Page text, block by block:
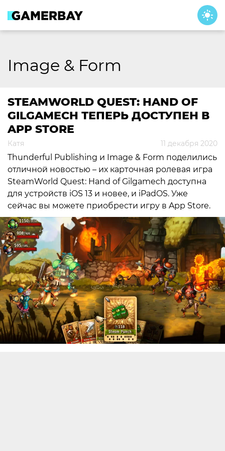
content
Image & Form
STEAMWORLD QUEST: HAND OF
GILGAMECH ТЕПЕРЬ ДОСТУПЕН В
APP STORE
Катя 11 декабря 2020
Thunderful Publishing и Image & Form поделились
отличной новостью – их карточная ролевая игра
SteamWorld Quest: Hand of Gilgamech доступна
для устройств iOS 13 и новее, и iPadOS. Уже
сейчас вы можете приобрести игру в App Store.